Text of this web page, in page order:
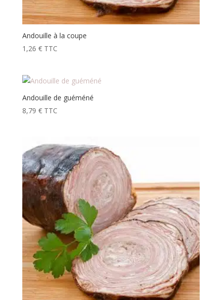
Andouille à la coupe
1,26 € TTC
Andouille de guéméné
8,79 € TTC